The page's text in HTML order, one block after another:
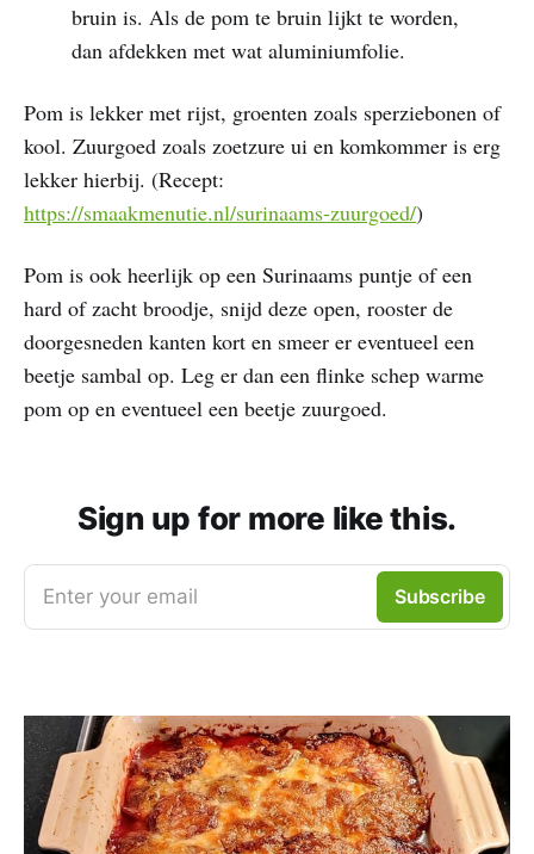
bruin is. Als de pom te bruin lijkt te worden,
dan afdekken met wat aluminiumfolie.
Pom is lekker met rijst, groenten zoals sperziebonen of
kool. Zuurgoed zoals zoetzure ui en komkommer is erg
lekker hierbij. (Recept:
https://smaakmenutie.nl/surinaams-zuurgoed/)
Pom is ook heerlijk op een Surinaams puntje of een
hard of zacht broodje, snijd deze open, rooster de
doorgesneden kanten kort en smeer er eventueel een
beetje sambal op. Leg er dan een flinke schep warme
pom op en eventueel een beetje zuurgoed.
Sign up for more like this.
Enter your email Subscribe